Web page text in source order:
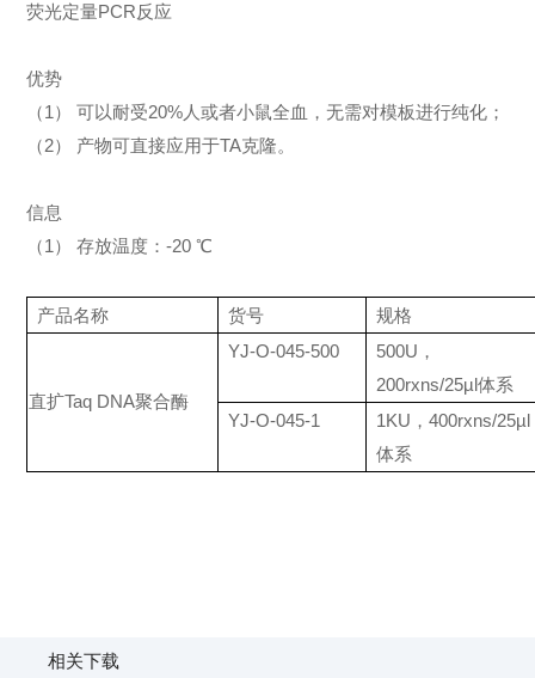
荧光定量PCR反应
优势
（1） 可以耐受20%人或者小鼠全血，无需对模板进行纯化；
（2） 产物可直接应用于TA克隆。
信息
（1） 存放温度：-20 ℃
产品名称 货号 规格
直扩Taq DNA聚合酶
YJ-O-045-500
500U，
200rxns/25µl体系
YJ-O-045-1
1KU，400rxns/25µl
体系
相关下载